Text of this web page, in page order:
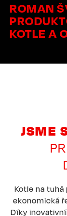
ROMAN
KOTLE A
JSME
Kotle na tuhá
ekonomická
Díky